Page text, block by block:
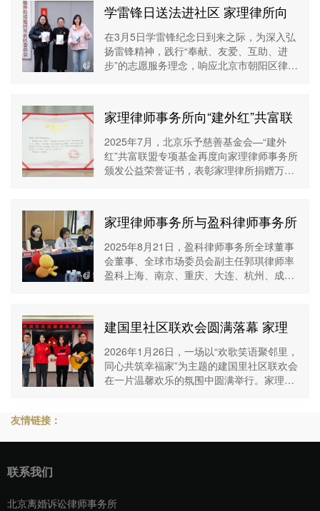
务所广州分所主任北京
《新闻广播》特邀法律
专家北京电视台《第三
调解室》特邀嘉宾香港
《南华早报》特邀婚姻
家事专业型律师执业经
验10年+
立即咨询→
务所高级资深律师中国
法学交流基金会婚姻家
庭研究专项基金管理委
员会副主任首都经济贸
易大学法学院家族企业
问”大型全媒体系列报
立即咨询→
学雷锋日送法进社区 家理律所向
建国里社区捐赠法律书籍
在3月5日学雷锋纪念日到来之际，为深入弘
扬雷锋精神，践行“奉献、友爱、互助、进
步”的志愿服务理念，响应北京市朝阳区律师
家理律师事务所向“建外红”共富联
盟捐赠物资获颁公益荣誉证书
2025年7月，北京乐予慈善基金会—“建外
红”共富联盟专项基金再度向家理律师事务所
颁发公益荣誉证书，表彰家理律所捐赠万元
家理律师事务所与盈科律师事务所
共话律所发展新范式
2025年8月21日，盈科律师事务所全球董事
会董事、全球市场委员会副主任郭琪律师率
盈科上海、南京、重庆、大连、杭州、成
建国里社区联欢会圆满落幕 家理
律所携法治温情暖邻里
2026年1月26日，一场以“欢歌笑语聚邻里，
同心共筑幸福家”为主题的建国里社区联欢会
在一片温馨欢乐的氛围中圆满举行。家理律
友情链接：
联系我们
北京离婚诉讼律师事务所